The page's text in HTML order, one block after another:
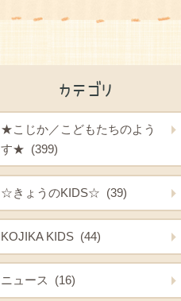
カテゴリ
★こじか／こどもたちのよう
す★ (399)
☆きょうのKIDS☆ (39)
KOJIKA KIDS (44)
ニュース (16)